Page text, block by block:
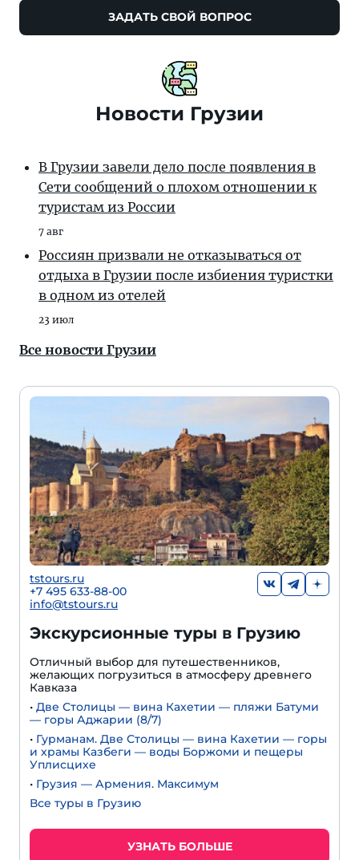
ЗАДАТЬ СВОЙ ВОПРОС
Новости Грузии
В Грузии завели дело после появления в
Сети сообщений о плохом отношении к
туристам из России
7 авг
Россиян призвали не отказываться от
отдыха в Грузии после избиения туристки
в одном из отелей
23 июл
Все новости Грузии
tstours.ru
+7 495 633-88-00
info@tstours.ru
Экскурсионные туры в Грузию
Отличный выбор для путешественников,
желающих погрузиться в атмосферу древнего
Кавказа
• Две Столицы — вина Кахетии — пляжи Батуми
— горы Аджарии (8/7)
• Гурманам. Две Столицы — вина Кахетии — горы
и храмы Казбеги — воды Боржоми и пещеры
Уплисцихе
• Грузия — Армения. Максимум
Все туры в Грузию
УЗНАТЬ БОЛЬШЕ